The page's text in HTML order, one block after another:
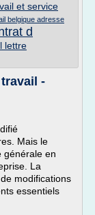
et service
belgique adresse
d
lettre
-
Mais le
générale en
La
modifications
essentiels